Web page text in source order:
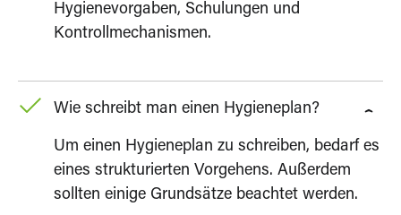
Hygienevorgaben, Schulungen und
Kontrollmechanismen.
Wie schreibt man einen Hygieneplan?
Um einen Hygieneplan zu schreiben, bedarf es
eines strukturierten Vorgehens. Außerdem
sollten einige Grundsätze beachtet werden.